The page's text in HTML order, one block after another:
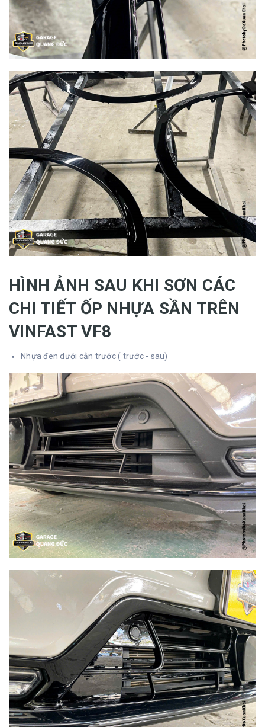
HÌNH ẢNH SAU KHI SƠN CÁC
CHI TIẾT ỐP NHỰA SẦN TRÊN
VINFAST VF8
Nhựa đen dưới cản trước ( trước - sau)